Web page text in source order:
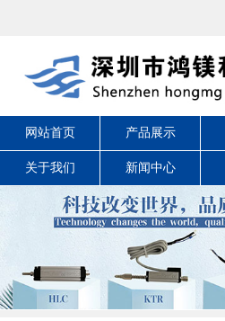
网站首页 产品展示
关于我们 新闻中心